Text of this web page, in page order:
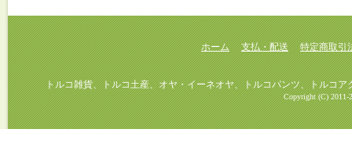
ホーム 支払・配送 特定商取引
トルコ雑貨、トルコ土産、オヤ・イーネオヤ、トルコパンツ、トルコアク
Copyright (C) 2011-